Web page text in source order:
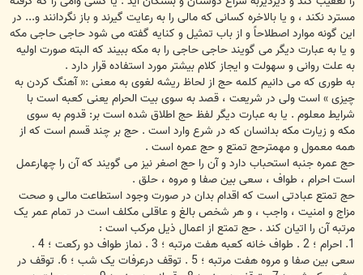
مسترد نکند ، و یا بالاخره کسانی که مالی را به رعایت گیرند و باز نگردانند و... در
این گونه موارد اصطلاحاً و از باب تمثیل و کنایه گفته می شود حاجی حاجی مکه
و یا به عبارت دیگر می گویند حاجی حاجی را به مکه ببیند که البته صورت اولیه
به علت روانی و سهولت و ایجاز کلام بیشتر مورد استفاده قرار دارد .
به طوری که می دانیم کلمه حج از لحاظ ریشه لغوی به معنی :« آهنگ کردن به
چیزی » است ولی در شریعت ، قصد به سوی بیت الحرام یعنی کعبه است با
شرایط معلوم . یا به عبارت دیگر لفظ حج اطلاق شده است بر: قدوم به سوی
مکه و زیارت مکه بدانسان که در شرع وارد است . حج بر چند قسم است که از
همه معمول و مهمترحج تمتع و حج عمره است .
حج عمره جنبه استحباب دارد و آن را حج اصغر نیز می گویند که آن را چهارعمل
است احرام ، طواف ، سعی بین صفا و مروه ، حلق .
حج تمتع عبادتی است که اقدام بدان در صورت وجود استطاعت مالی و صحت
مزاج و امنیت ، واجب ، و هر شخص بالغ و عاقلی مکلف است در تمام عمر یک
مرتبه آن را اتیان کند . حج تمتع از اعمال ذیل مرکب است :
1. احرام ؛ 2 . طواف خانه کعبه هفت مرتبه ؛ 3 . نماز طواف دو رکعت ؛ 4 .
سعی بین صفا و مروه هفت مرتبه ؛ 5 . توقف درعرفات یک شب ؛ 6. توقف در